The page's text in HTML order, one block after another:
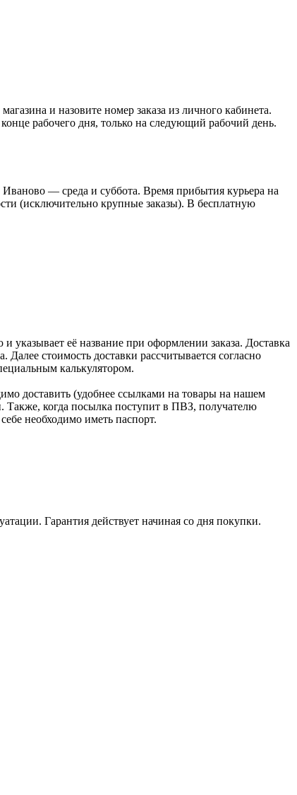
и назовите номер заказа из личного кабинета.
рабочего дня, только на следующий рабочий день.
— среда и суббота. Время прибытия курьера на
(исключительно крупные заказы). В бесплатную
указывает её название при оформлении заказа. Доставка
стоимость доставки рассчитывается согласно
калькулятором.
доставить (удобнее ссылками на товары на нашем
Также, когда посылка поступит в ПВЗ, получателю
необходимо иметь паспорт.
Гарантия действует начиная со дня покупки.